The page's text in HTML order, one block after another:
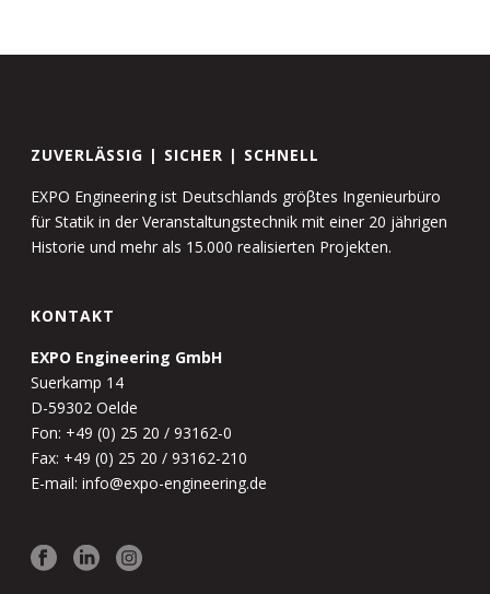
ZUVERLÄSSIG | SICHER | SCHNELL
EXPO Engineering ist Deutschlands gröβtes Ingenieurbüro
für Statik in der Veranstaltungstechnik mit einer 20 jährigen
Historie und mehr als 15.000 realisierten Projekten.
KONTAKT
EXPO Engineering GmbH
Suerkamp 14
D-59302 Oelde
Fon: +49 (0) 25 20 / 93162-0
Fax: +49 (0) 25 20 / 93162-210
E-mail: info@expo-engineering.de